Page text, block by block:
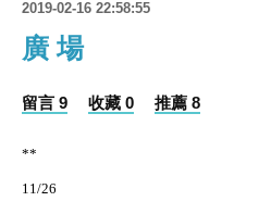
2019-02-16 22:58:55
廣 場
留言 9 收藏 0 推薦 8
**
11/26